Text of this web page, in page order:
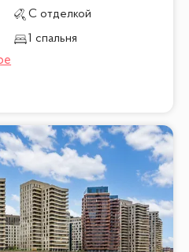
С отделкой
1 спальня